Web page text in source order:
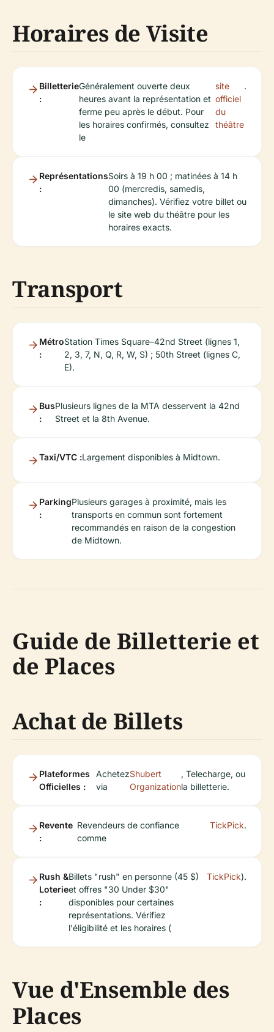
Horaires de Visite
Billetterie
:
Généralement ouverte deux
heures avant la représentation et
ferme peu après le début. Pour
les horaires confirmés, consultez
le
site
officiel
du
théâtre
.
Représentations
:
Soirs à 19 h 00 ; matinées à 14 h
00 (mercredis, samedis,
dimanches). Vérifiez votre billet ou
le site web du théâtre pour les
horaires exacts.
Transport
Métro
:
Station Times Square–42nd Street (lignes 1,
2, 3, 7, N, Q, R, W, S) ; 50th Street (lignes C,
E).
Bus
:
Plusieurs lignes de la MTA desservent la 42nd
Street et la 8th Avenue.
Taxi/VTC :Largement disponibles à Midtown.
Parking
:
Plusieurs garages à proximité, mais les
transports en commun sont fortement
recommandés en raison de la congestion
de Midtown.
Guide de Billetterie et
de Places
Achat de Billets
Plateformes
Officielles :
Achetez
via
Shubert
Organization
, Telecharge, ou
la billetterie.
Revente
:
Revendeurs de confiance
comme
TickPick.
Rush &
Loterie
:
Billets "rush" en personne (45 $)
et offres "30 Under $30"
disponibles pour certaines
représentations. Vérifiez
l'éligibilité et les horaires (
TickPick).
Vue d'Ensemble des
Places